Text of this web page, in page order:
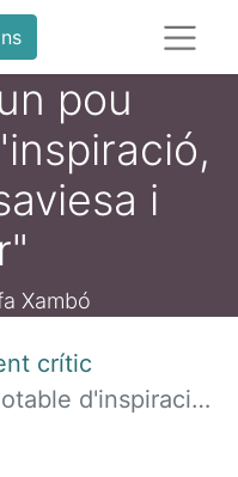
pou
i
Xambó
crític
recreació, saviesa i plaer"